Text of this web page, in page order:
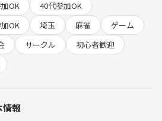
けちゃう初心者さんにおすすめのルールと
た方が良いのか降りた方がいいのかも聞け
でのゲーム終了無し)
OK
40代参加OK
OK 埼玉 麻雀
ゲーム
サークル
初心者歓迎
情報